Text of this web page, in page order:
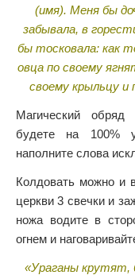
(имя). Меня бы
забывала, в
бы тосковала: как
овца по своему
своему крыльцу и
Магический обряд
будете на 100%
наполните слова
Колдовать можно и
церкви 3 свечки и
ножа водите в
огнем и
«Ураганы